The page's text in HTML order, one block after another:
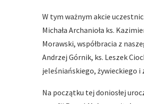
W tym ważnym akcie
Michała Archanioła ks.
Morawski, współbracia z
Andrzej Górnik, ks. Leszek
jeleśniańskiego, żywieckiego i
Na początku tej doniosłej